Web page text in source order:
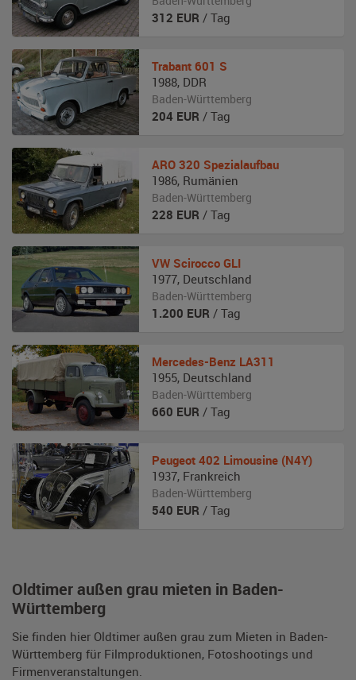
Oldtimer außen grau mieten in Baden-
Württemberg
Sie finden hier Oldtimer außen grau zum Mieten in Baden-
Württemberg für Filmproduktionen, Fotoshootings und
Firmenveranstaltungen.
312 EUR / Tag
Trabant 601 S
1988, DDR
Baden-Württemberg
204 EUR / Tag
ARO 320 Spezialaufbau
1986, Rumänien
Baden-Württemberg
228 EUR / Tag
VW Scirocco GLI
1977, Deutschland
Baden-Württemberg
1.200 EUR / Tag
Mercedes-Benz LA311
1955, Deutschland
Baden-Württemberg
660 EUR / Tag
Peugeot 402 Limousine (N4Y)
1937, Frankreich
Baden-Württemberg
540 EUR / Tag